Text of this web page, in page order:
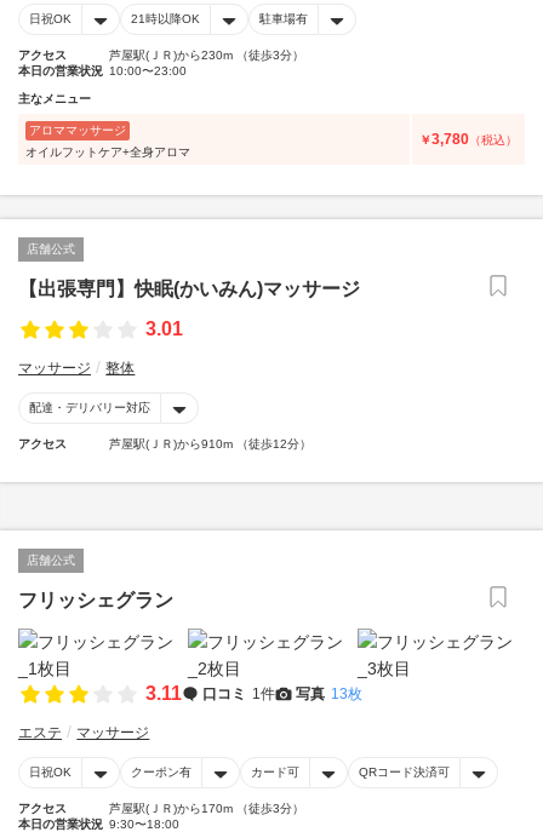
日祝OK 21時以降OK 駐車場有
アクセス
芦屋駅(ＪＲ)から230m （徒歩3分）
本日の営業状況 10:00〜23:00
主なメニュー
アロママッサージ
オイルフットケア+全身アロマ
￥3,780 （税込）
店舗公式
【出張専門】快眠(かいみん)マッサージ
3.01
マッサージ 整体
配達・デリバリー対応
アクセス 芦屋駅(ＪＲ)から910m （徒歩12分）
店舗公式
フリッシェグラン
3.11 口コミ 1件 写真 13枚
エステ マッサージ
日祝OK クーポン有 カード可 QRコード決済可
アクセス
芦屋駅(ＪＲ)から170m （徒歩3分）
本日の営業状況 9:30〜18:00